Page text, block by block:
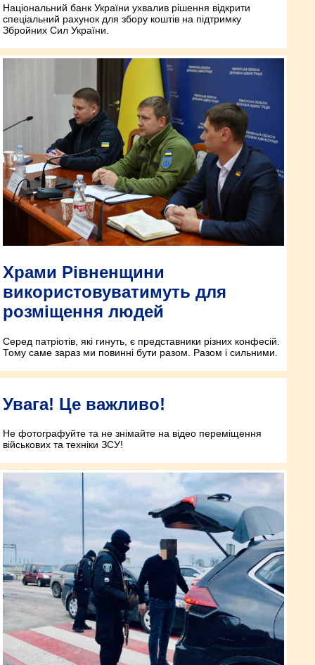
Національний банк України ухвалив рішення відкрити
спеціальний рахунок для збору коштів на підтримку
Збройних Сил України.
Храми Рівненщини
використовуватимуть для
розміщення людей
Серед патріотів, які гинуть, є представники різних конфесій.
Тому саме зараз ми повинні бути разом. Разом і сильними.
Увага! Це важливо!
Не фотографуйте та не знімайте на відео переміщення
військових та техніки ЗСУ!